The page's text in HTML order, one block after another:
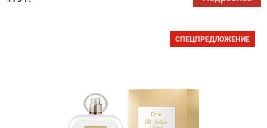
СПЕЦПРЕДЛОЖЕНИЕ